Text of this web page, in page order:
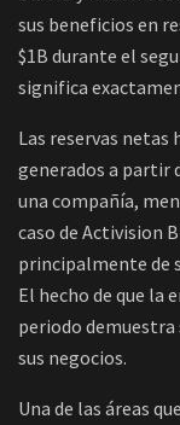
sus beneficios en
$1B durante el
significa
Las reservas
generados a partir
una compañía,
caso de Activision
principalmente de
El hecho de que la
periodo demuestra
sus negocios.
Una de las áreas